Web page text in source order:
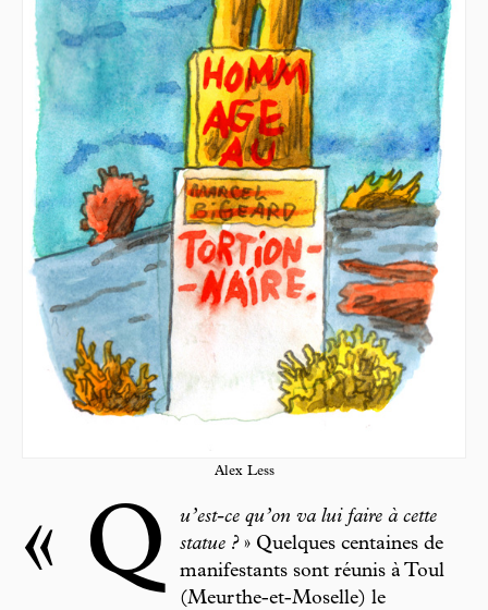
Alex Less
« Q
u’est-ce qu’on va lui faire à cette
statue ?» Quelques centaines de
manifestants sont réunis à Toul
(Meurthe-et-Moselle) le